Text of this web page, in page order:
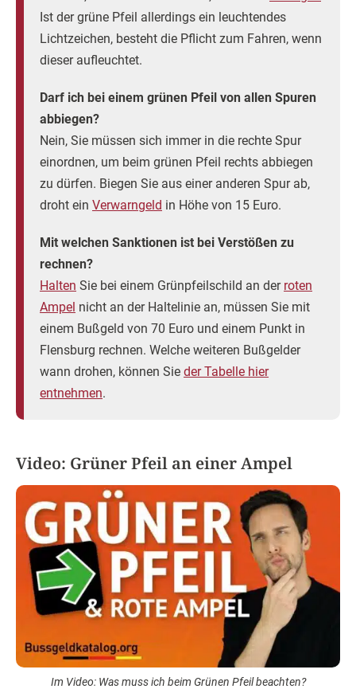
Ist der grüne Pfeil allerdings ein leuchtendes
Lichtzeichen, besteht die Pflicht zum Fahren, wenn
dieser aufleuchtet.
Darf ich bei einem grünen Pfeil von allen Spuren
abbiegen?
Nein, Sie müssen sich immer in die rechte Spur
einordnen, um beim grünen Pfeil rechts abbiegen
zu dürfen. Biegen Sie aus einer anderen Spur ab,
droht ein Verwarngeld in Höhe von 15 Euro.
Mit welchen Sanktionen ist bei Verstößen zu
rechnen?
Halten Sie bei einem Grünpfeilschild an der roten
Ampel nicht an der Haltelinie an, müssen Sie mit
einem Bußgeld von 70 Euro und einem Punkt in
Flensburg rechnen. Welche weiteren Bußgelder
wann drohen, können Sie der Tabelle hier
entnehmen.
Video: Grüner Pfeil an einer Ampel
Im Video: Was muss ich beim Grünen Pfeil beachten?